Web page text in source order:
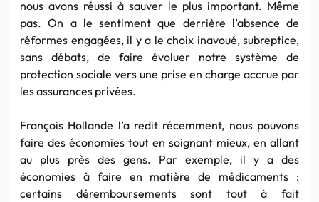
nous avons réussi à sauver le plus important. Même
pas. On a le sentiment que derrière l’absence de
réformes engagées,il y a le choix inavoué, subreptice,
sans débats, de faire évoluer notre système de
protection sociale vers une prise en charge accrue par
les assurances privées.
François Hollande l’a redit récemment, nous pouvons
faire des économies tout en soignant mieux, en allant
au plus près des gens. Par exemple, il y a des
économies à faire en matière de médicaments :
certains déremboursements sont tout à fait